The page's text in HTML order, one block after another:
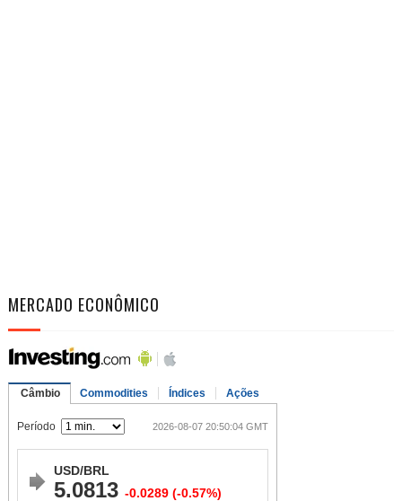
MERCADO ECONÔMICO